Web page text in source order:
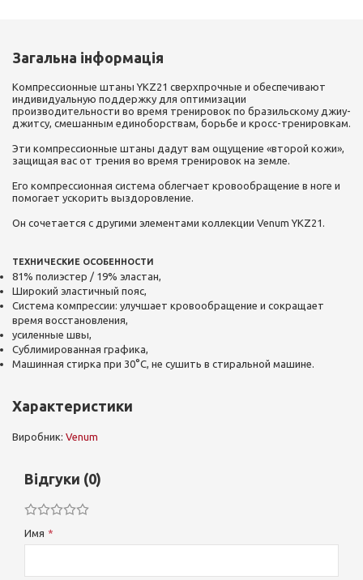
Загальна інформація
Компрессионные штаны YKZ21 сверхпрочные и обеспечивают
индивидуальную поддержку для оптимизации
производительности во время тренировок по бразильскому джиу-
джитсу, смешанным единоборствам, борьбе и кросс-тренировкам.
Эти компрессионные штаны дадут вам ощущение «второй кожи»,
защищая вас от трения во время тренировок на земле.
Его компрессионная система облегчает кровообращение в ноге и
помогает ускорить выздоровление.
Он сочетается с другими элементами коллекции Venum YKZ21.
ТЕХНИЧЕСКИЕ ОСОБЕННОСТИ
81% полиэстер / 19% эластан,
Широкий эластичный пояс,
Система компрессии: улучшает кровообращение и сокращает
время восстановления,
усиленные швы,
Сублимированная графика,
Машинная стирка при 30°С, не сушить в стиральной машине.
Характеристики
Виробник: Venum
Відгуки (0)
Имя